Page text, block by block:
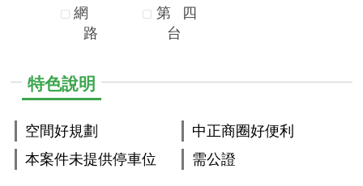
網
路
第
四
台
特色說明
空間好規劃
本案件未提供停車位
中正商圈好便利
需公證